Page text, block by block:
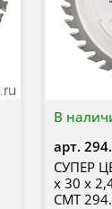
В
арт.
СУПЕР
x 30 x
CMT